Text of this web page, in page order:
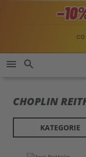
menu search
CHOPLIN
KATEGORIE